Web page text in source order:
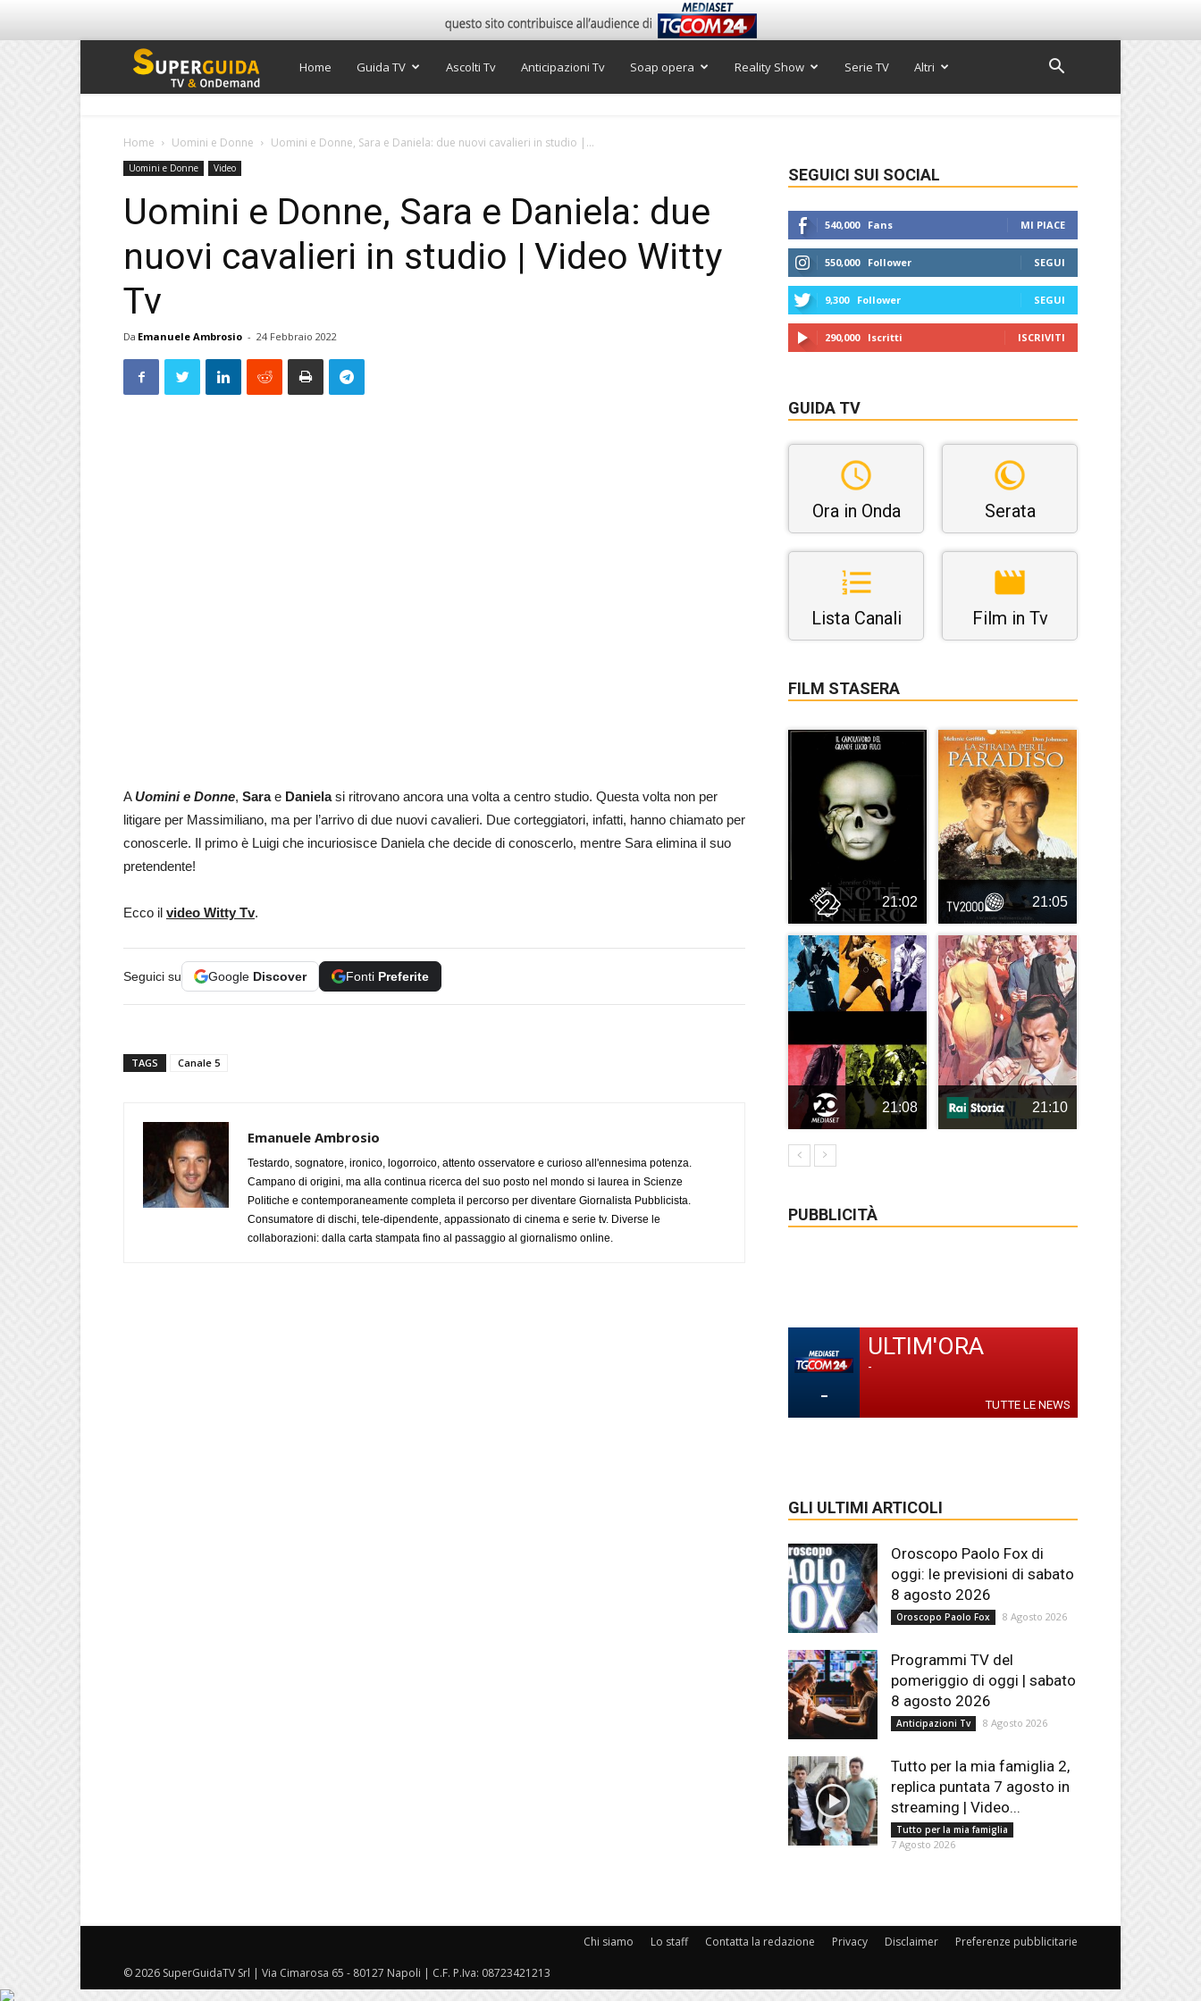
Super
Home Guida TV Ascolti Tv Anticipazioni Tv Soap opera Reality Show Serie TV Altri
Home Uomini e Donne Uomini e Donne, Sara e Daniela: due nuovi cavalieri in studio |...
Uomini e Donne Video
Uomini e Donne, Sara e Daniela: due
nuovi cavalieri in studio | Video Witty
Tv
Da Emanuele Ambrosio - 24 Febbraio 2022
AUomini e Donne, Sarae Danielasi ritrovano ancora una volta a centro studio. Questa volta non per
litigare per Massimiliano, ma per l’arrivo di due nuovi cavalieri. Due corteggiatori, infatti, hanno chiamato per
conoscerle. Il primo è Luigi che incuriosisce Daniela che decide di conoscerlo, mentre Sara elimina il suo
pretendente!
Ecco il video Witty Tv.
Seguici su Google Discover Fonti Preferite
TAGS Canale 5
Emanuele Ambrosio
Testardo, sognatore, ironico, logorroico, attento osservatore e curioso all'ennesima potenza.
Campano di origini, ma alla continua ricerca del suo posto nel mondo si laurea in Scienze
Politiche e contemporaneamente completa il percorso per diventare Giornalista Pubblicista.
Consumatore di dischi, tele-dipendente, appassionato di cinema e serie tv. Diverse le
collaborazioni: dalla carta stampata fino al passaggio al giornalismo online.
SEGUICI SUI SOCIAL
540,000 Fans MI PIACE
550,000 Follower SEGUI
9,300 Follower SEGUI
290,000 Iscritti ISCRIVITI
GUIDA TV
Ora in Onda Serata
Lista Canali Film in Tv
FILM STASERA
21:02 21:05
21:08 21:10
PUBBLICITÀ
-
ULTIM'ORA
-
TUTTE LE NEWS
GLI ULTIMI ARTICOLI
Oroscopo Paolo Fox di
oggi: le previsioni di sabato
8 agosto 2026
Oroscopo Paolo Fox 8 Agosto 2026
Programmi TV del
pomeriggio di oggi | sabato
8 agosto 2026
Anticipazioni Tv 8 Agosto 2026
Tutto per la mia famiglia 2,
replica puntata 7 agosto in
streaming | Video...
Tutto per la mia famiglia
7 Agosto 2026
Chi siamo Lo staff Contatta la redazione Privacy Disclaimer Preferenze pubblicitarie
© 2026 SuperGuidaTV Srl | Via Cimarosa 65 - 80127 Napoli | C.F. P.Iva: 08723421213